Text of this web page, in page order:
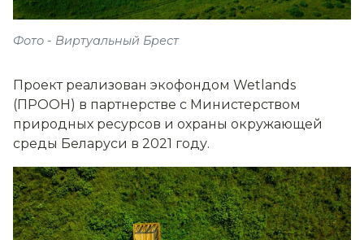
Фото - Виртуальный Брест
Проект реализован экофондом Wetlands
(ПРООН) в партнерстве с Министерством
природных ресурсов и охраны окружающей
среды Беларуси в 2021 году.